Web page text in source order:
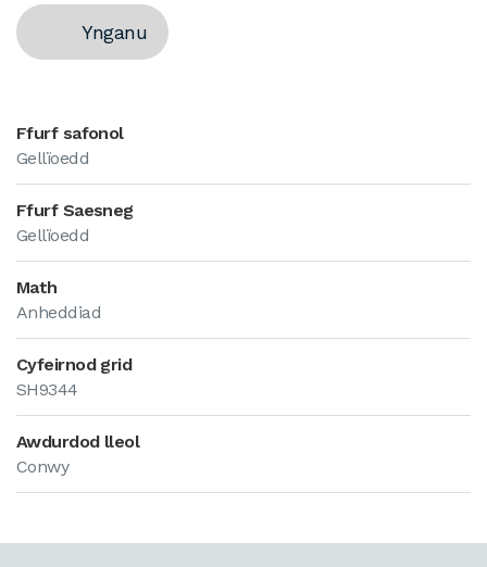
Ynganu
Ffurf safonol
Gellïoedd
Ffurf Saesneg
Gellïoedd
Math
Anheddiad
Cyfeirnod grid
SH9344
Awdurdod lleol
Conwy